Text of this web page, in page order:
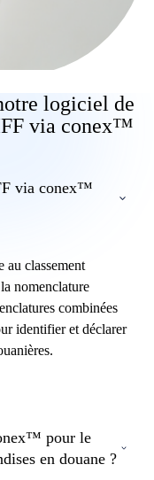
logiciel de
via conex™
via conex™
classement
nomenclature
combinées
identifier et déclarer
pour le
en douane ?